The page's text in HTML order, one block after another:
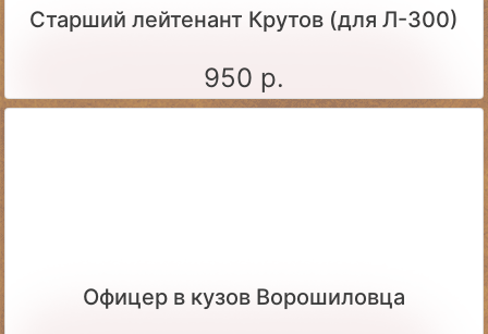
Старший лейтенант Крутов (для Л-300)
950 р.
Офицер в кузов Ворошиловца